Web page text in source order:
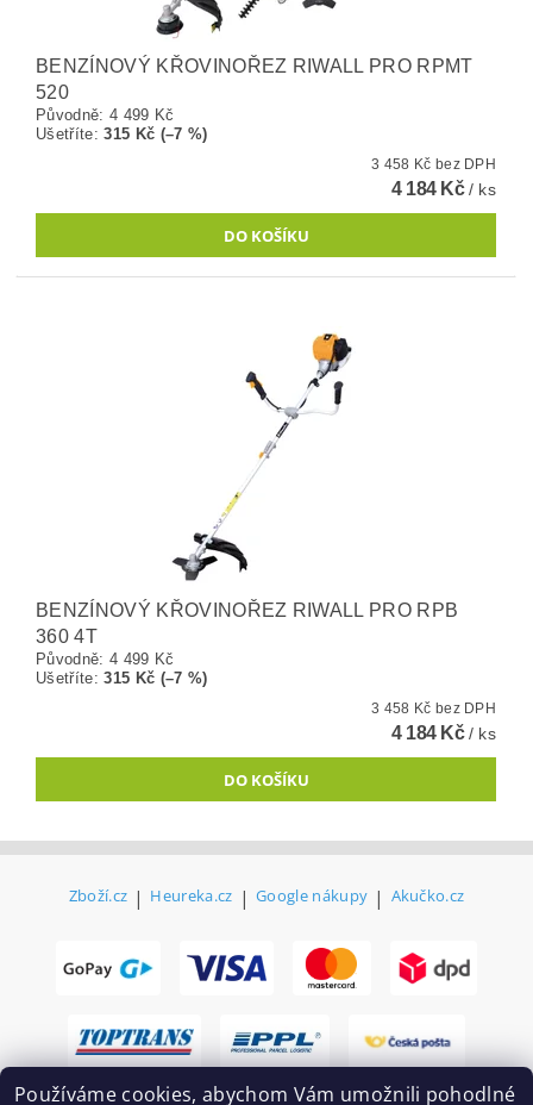
BENZÍNOVÝ KŘOVINOŘEZ RIWALL PRO RPMT
520
Původně: 4 499 Kč
Ušetříte:315 Kč (–7 %)
3 458 Kč bez DPH
4 184 Kč/ ks
BENZÍNOVÝ KŘOVINOŘEZ RIWALL PRO RPB
360 4T
Původně: 4 499 Kč
Ušetříte:315 Kč (–7 %)
3 458 Kč bez DPH
4 184 Kč/ ks
Zboží.cz | Heureka.cz | Google nákupy | Akučko.cz
Používáme cookies, abychom Vám umožnili pohodlné